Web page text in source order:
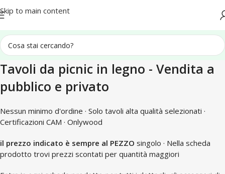
Skip to main content
Tavoli da picnic in legno - Vendita a
pubblico e privato
Nessun minimo d'ordine · Solo tavoli alta qualità selezionati ·
Certificazioni CAM · Onlywood
il prezzo indicato è sempre al PEZZO singolo · Nella scheda
prodotto trovi prezzi scontati per quantità maggiori